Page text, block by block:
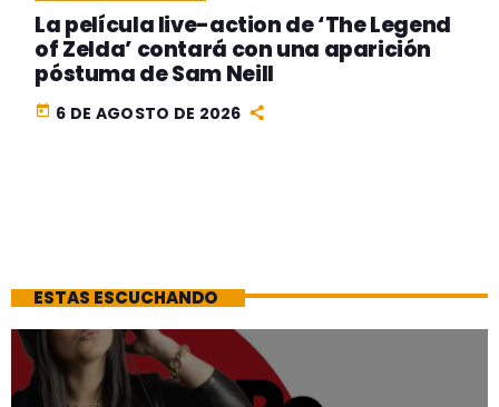
La película live-action de ‘The Legend
of Zelda’ contará con una aparición
póstuma de Sam Neill
today 6 DE AGOSTO DE 2026
ESTAS ESCUCHANDO